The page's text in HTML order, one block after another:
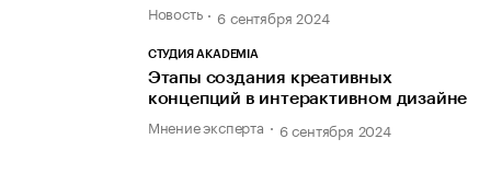
Новость 6 сентября 2024
СТУДИЯ AKADEMIA
Этапы создания креативных
концепций в интерактивном дизайне
Мнение эксперта 6 сентября 2024